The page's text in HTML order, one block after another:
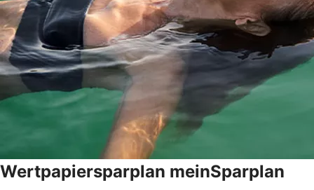
Wertpapiersparplan meinSparplan